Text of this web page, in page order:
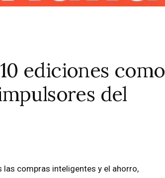
ediciones como
del
compras inteligentes y el ahorro,